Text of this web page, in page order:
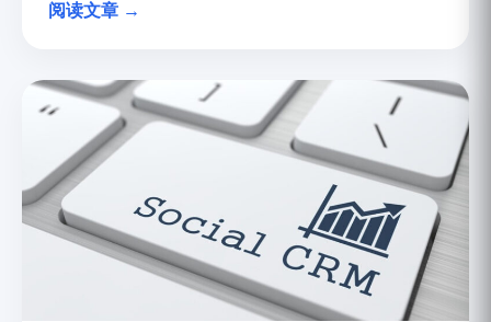
阅读文章 →